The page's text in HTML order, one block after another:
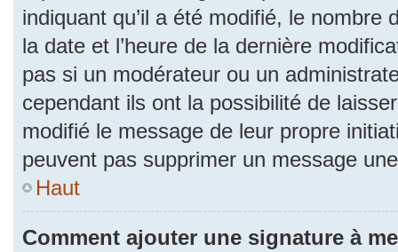
indiquant qu’il a été modifié, le nombre
la date et l’heure de la dernière
pas si un modérateur ou un
cependant ils ont la possibilité de
modifié le message de leur propre
peuvent pas supprimer un message
Haut
Comment ajouter une signature à